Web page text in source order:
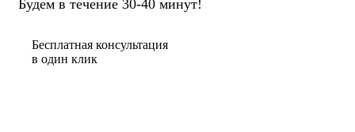
Будем в течение 30-40 минут!
Бесплатная консультация
в один клик